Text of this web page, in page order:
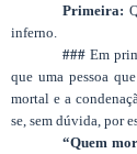
Primeira:
inferno.
### Em
que uma pessoa
mortal e a
se, sem dúvida, por
“Quem